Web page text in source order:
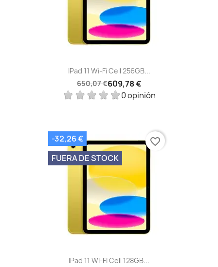
IPad 11 Wi-Fi Cell 256GB...
650,07 €609,78 €
0 opinión
IPad 11 Wi-Fi Cell 128GB...
-32,26 €
FUERA DE STOCK
favorite_border